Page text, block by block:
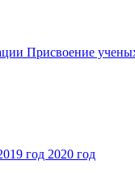
Присвоение
год 2020 год